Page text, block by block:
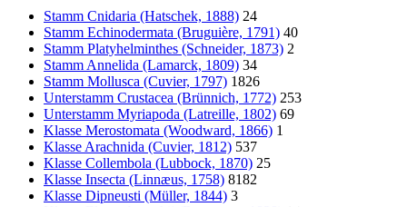
Stamm Cnidaria (Hatschek, 1888) 24
Stamm Echinodermata (Bruguière, 1791) 40
Stamm Platyhelminthes (Schneider, 1873) 2
Stamm Annelida (Lamarck, 1809) 34
Stamm Mollusca (Cuvier, 1797) 1826
Unterstamm Crustacea (Brünnich, 1772) 253
Unterstamm Myriapoda (Latreille, 1802) 69
Klasse Merostomata (Woodward, 1866) 1
Klasse Arachnida (Cuvier, 1812) 537
Klasse Collembola (Lubbock, 1870) 25
Klasse Insecta (Linnæus, 1758) 8182
Klasse Dipneusti (Müller, 1844) 3